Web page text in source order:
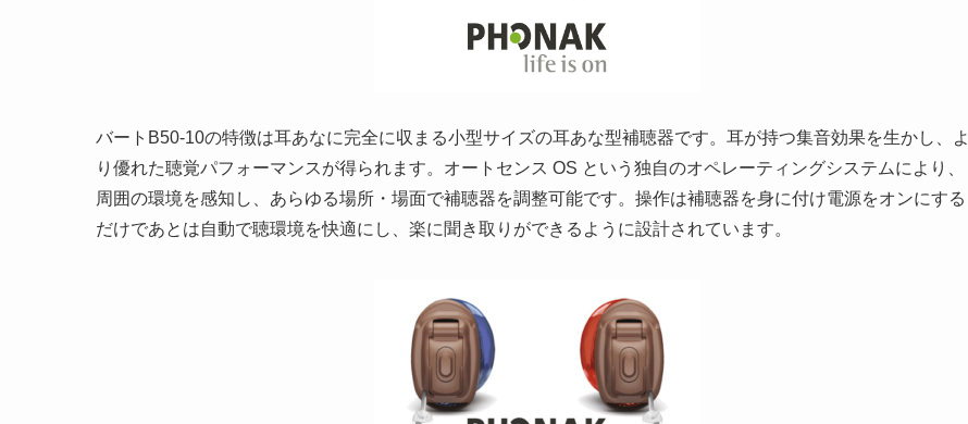
バートB50-10の特徴は耳あなに完全に収まる小型サイズの耳あな型補聴器です。耳が持つ集音効果を生かし、よ
り優れた聴覚パフォーマンスが得られます。オートセンス OS という独自のオペレーティングシステムにより、
周囲の環境を感知し、あらゆる場所・場面で補聴器を調整可能です。操作は補聴器を身に付け電源をオンにする
だけであとは自動で聴環境を快適にし、楽に聞き取りができるように設計されています。